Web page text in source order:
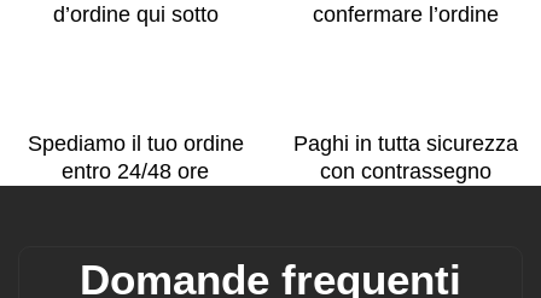
d’ordine qui sotto
confermare l’ordine
Spediamo il tuo ordine
entro 24/48 ore
Paghi in tutta sicurezza
con contrassegno
Domande frequenti